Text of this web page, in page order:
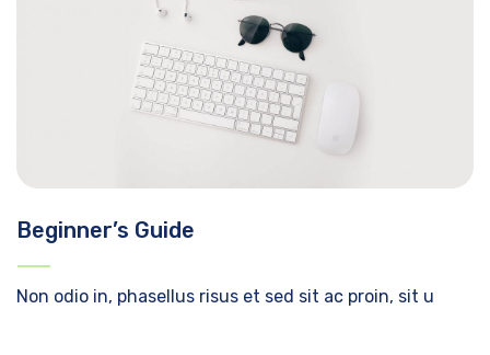
Beginner’s Guide
Non odio in, phasellus risus et sed sit ac proin, sit u